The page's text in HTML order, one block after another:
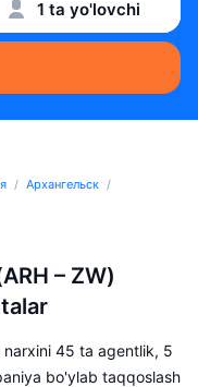
1 ta yo'lovchi
Архангельск
– ZW)
45 ta agentlik, 5
bo'ylab taqqoslash